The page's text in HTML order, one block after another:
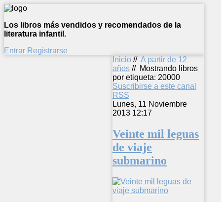
Los libros más vendidos y recomendados de la
literatura infantil.
Entrar Registrarse
Inicio // A partir de 12
años // Mostrando libros
por etiqueta: 20000
Suscribirse a este canal
RSS
Lunes, 11 Noviembre
2013 12:17
Veinte mil leguas
de viaje
submarino